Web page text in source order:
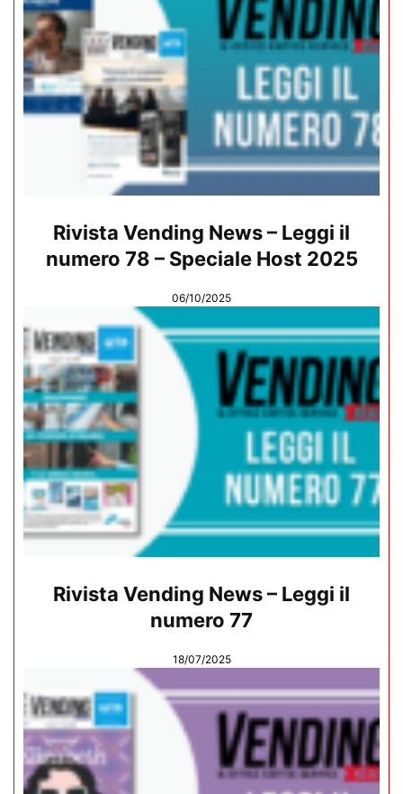
Rivista Vending News – Leggi il
numero 78 – Speciale Host 2025
06/10/2025
Rivista Vending News – Leggi il
numero 77
18/07/2025